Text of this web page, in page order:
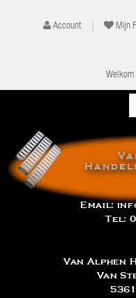
Account Mijn
Welkom
Email:
Tel:
Van Alphen
Van